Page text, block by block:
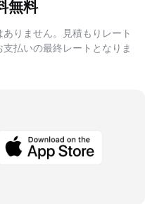
無料
りません。見積もりレート
払いの最終レートとなりま